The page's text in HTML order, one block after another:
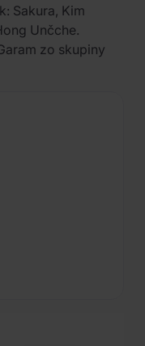
Sakura, Kim
Unčche.
zo skupiny